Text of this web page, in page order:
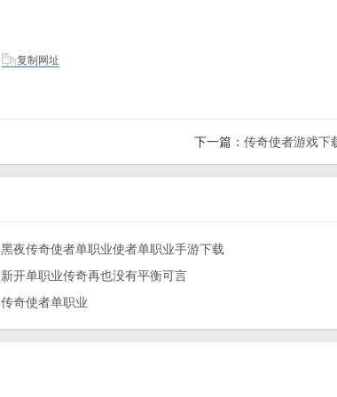
复制网址
下一篇： 传奇使者游戏下
黑夜传奇使者单职业使者单职业手游下载
新开单职业传奇再也没有平衡可言
传奇使者单职业